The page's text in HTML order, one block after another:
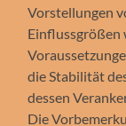
Vorstellungen
Einflussgrößen
die Stabilität
dessen
Die